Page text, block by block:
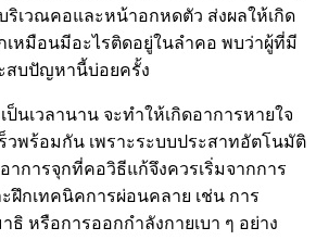
เวณคอและหน้าอกหดตัว ส่งผลให้เกิด
เหมือนมีอะไรติดอยู่ในลำคอ พบว่าผู้ที่มี
สบปัญหานี้บ่อยครั้ง
ป็นเวลานาน จะทำให้เกิดอาการหายใจ
วพร้อมกัน เพราะระบบประสาทอัตโนมัติ
าการจุกที่คอวิธีแก้จึงควรเริ่มจากการ
ฝึกเทคนิคการผ่อนคลาย เช่น การ
ธิ หรือการออกกำลังกายเบา ๆ อย่าง